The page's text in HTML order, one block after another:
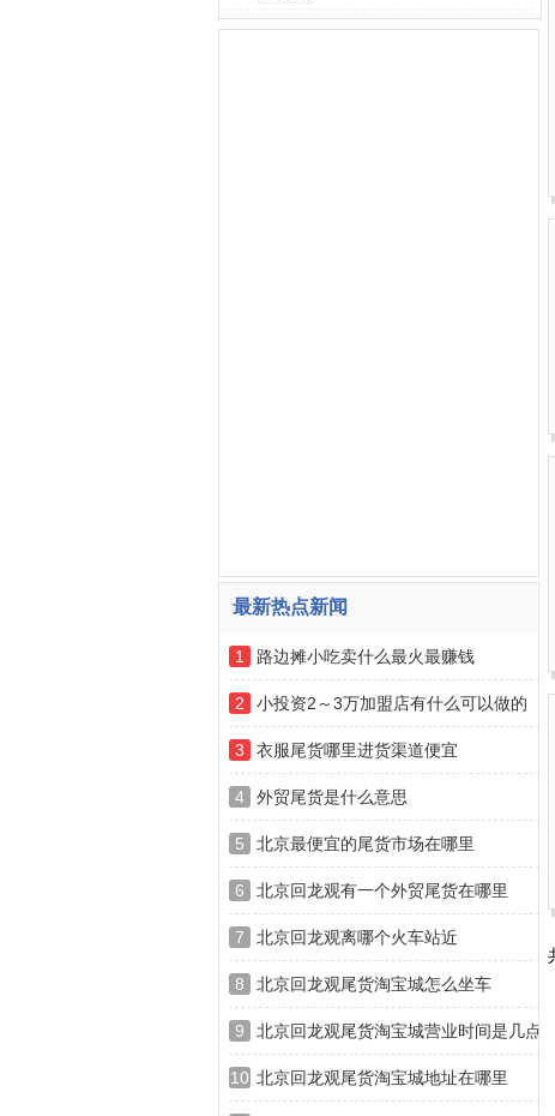
最新热点新闻
1 路边摊小吃卖什么最火最赚钱
2 小投资2～3万加盟店有什么可以做的
3 衣服尾货哪里进货渠道便宜
4 外贸尾货是什么意思
5 北京最便宜的尾货市场在哪里
6 北京回龙观有一个外贸尾货在哪里
7 北京回龙观离哪个火车站近
8 北京回龙观尾货淘宝城怎么坐车
9 北京回龙观尾货淘宝城营业时间是几点
10 北京回龙观尾货淘宝城地址在哪里